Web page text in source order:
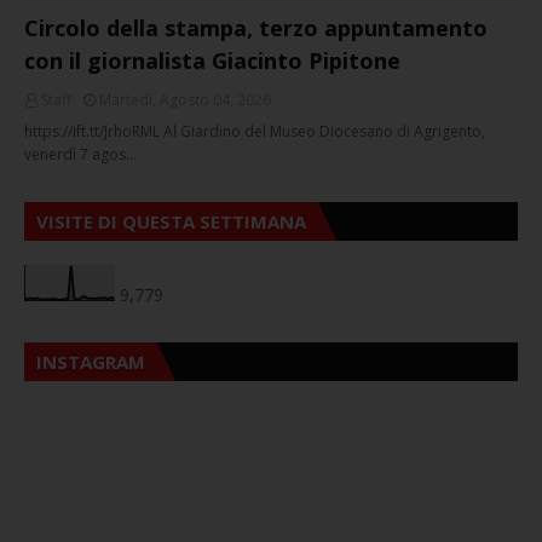
Circolo della stampa, terzo appuntamento
con il giornalista Giacinto Pipitone
https://ift.tt/JrhoRML Al Giardino del Museo Diocesano di Agrigento,
venerdì 7 agos…
VISITE DI QUESTA SETTIMANA
9,779
INSTAGRAM